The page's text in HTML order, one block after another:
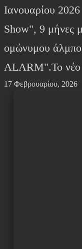
Ιανουαρίου
Show", 9 μήνες
ομώνυμου
ALARM".Το
17 Φεβρουαρίου, 2026